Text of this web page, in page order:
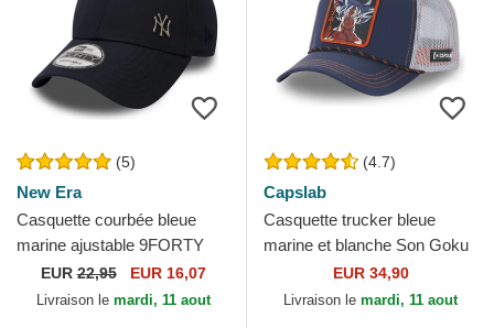
(5)
New Era
Casquette courbée bleue
marine ajustable 9FORTY
Flawless Logo New York
Yankees MLB New Era
EUR22,95 EUR 16,07
Livraison le mardi, 11 aout
(4.7)
Capslab
Casquette trucker bleue
marine et blanche Son Goku
DBS5 ULT Dragon Ball
Capslab
EUR 34,90
Livraison le mardi, 11 aout